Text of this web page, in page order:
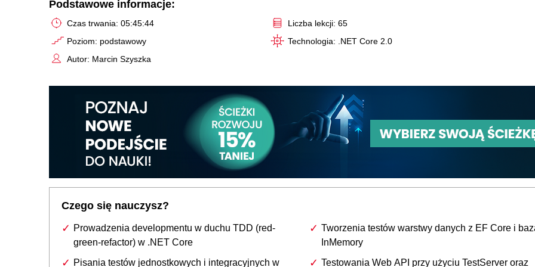
Podstawowe informacje:
Czas trwania: 05:45:44
Poziom: podstawowy
Autor: Marcin Szyszka
Liczba lekcji: 65
Technologia: .NET Core 2.0
Czego się nauczysz?
Prowadzenia developmentu w duchu TDD (red-
green-refactor) w .NET Core
Pisania testów jednostkowych i integracyjnych w
Tworzenia testów warstwy danych z EF Core i
InMemory
Testowania Web API przy użyciu TestServer oraz